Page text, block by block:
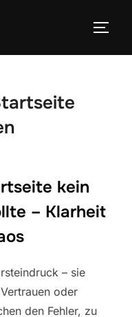
kein
– Klarheit
– sie
oder
den Fehler, zu